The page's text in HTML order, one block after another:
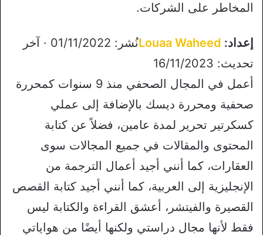
المخاطر على الشركات.
إعداد: Louaa Waheed
نُشر: 01/11/2022 · آخر
تحديث: 16/11/2023
أعمل في المجال الصحفي منذ 9 سنوات كمحررة
صحفية ومحررة ديسك بالإضافة إلى عملي
كسكرتير تحرير لمدة عامين، فضلاً عن كتابة
المحتوى والمقالات في جميع المجالات سوى
العقارات، كما أنني أجيد أعمال الترجمة من
الإنجليزية إلى العربية، كما أنني أجيد كتابة القصص
القصيرة والفيتشر، أعشق القراءة والكتابة ليس
فقط لأنها مجال دراستي ولكنها أيضًا من هواياتي